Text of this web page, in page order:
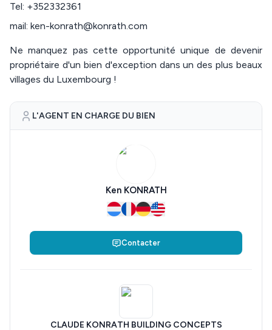
Tel: +352332361
mail: ken-konrath@konrath.com
Ne manquez pas cette opportunité unique de devenir
propriétaire d'un bien d'exception dans un des plus beaux
villages du Luxembourg !
L'AGENT EN CHARGE DU BIEN
Ken KONRATH
Contacter
CLAUDE KONRATH BUILDING CONCEPTS